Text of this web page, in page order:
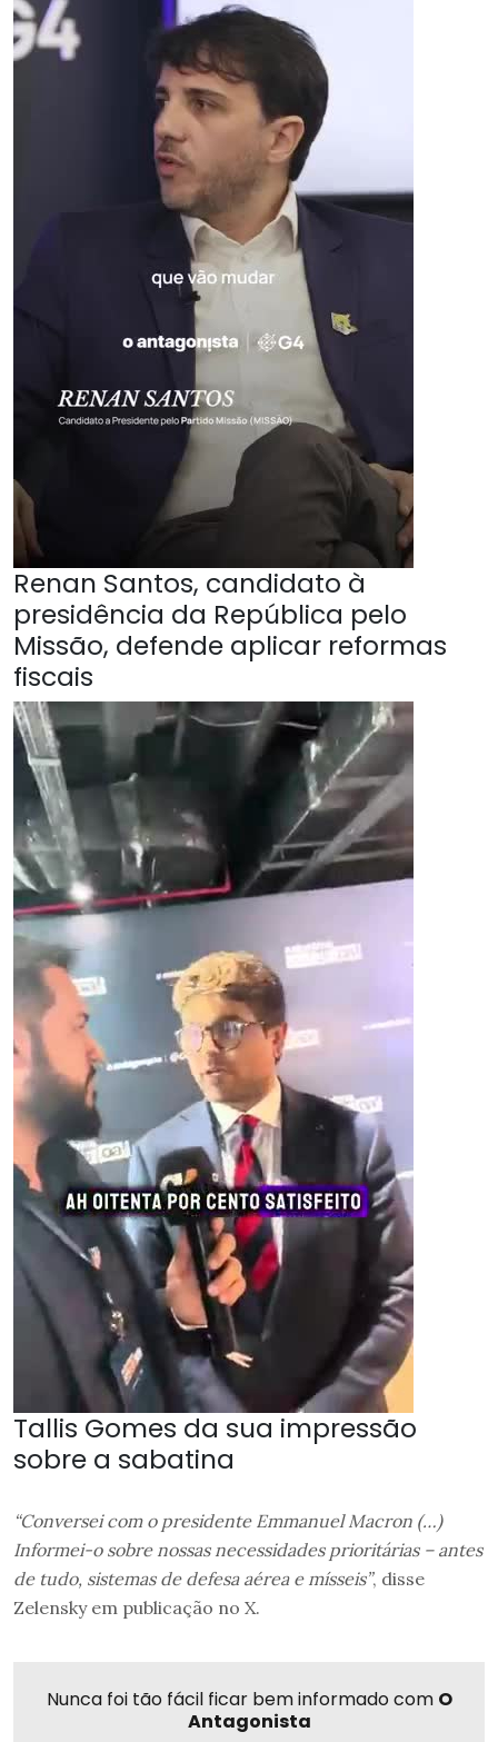
Renan Santos, candidato à
presidência da República pelo
Missão, defende aplicar reformas
fiscais
Tallis Gomes da sua impressão
sobre a sabatina
“Conversei com o presidente Emmanuel Macron (…)
Informei-o sobre nossas necessidades prioritárias – antes
de tudo, sistemas de defesa aérea e mísseis”, disse
Zelensky em publicação no X.
Nunca foi tão fácil ficar bem informado com O
Antagonista